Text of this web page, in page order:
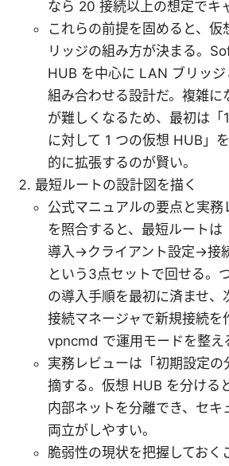
なら 20 接続以上の想定でキ
これらの前提を固めると、
リッジの組み方が決まる。
HUB を中心に LAN ブリッ
組み合わせる設計だ。複雑に
が難しくなるため、最初は
に対して 1 つの仮想 HUB」
的に拡張するのが賢い。
最短ルートの設計図を描く
公式マニュアルの要点と実務
を照合すると、最短ルート
導入→クライアント設定→接
という3点セットで回せる。
の導入手順を最初に済ませ、
接続マネージャで新規接続を
vpncmd で運用モードを整え
実務レビューは「初期設定の
摘する。仮想 HUB を分ける
内部ネットを分離でき、セキ
両立がしやすい。
脆弱性の現状を把握しておく